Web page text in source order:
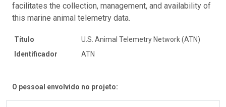
facilitates the collection, management, and availability of
this marine animal telemetry data.
Título
U.S. Animal Telemetry Network (ATN)
Identificador
ATN
O pessoal envolvido no projeto: